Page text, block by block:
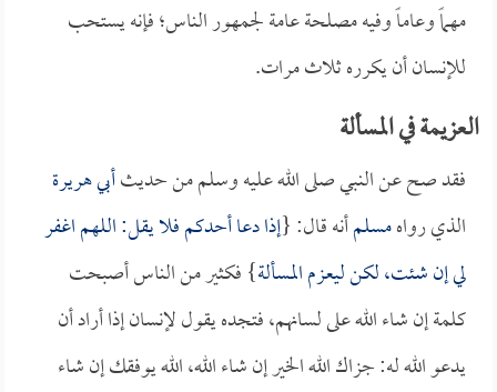
مهماً وعاماً وفيه مصلحة عامة لجمهور الناس؛ فإنه يستحب
للإنسان أن يكرره ثلاث مرات.
العزيمة في المسألة
فقد صح عن النبي صلى الله عليه وسلم من حديثأبي هريرة
الذي رواهمسلمأنه قال: {إذا دعا أحدكم فلا يقل: اللهم اغفر
لي إن شئت، لكن ليعزم المسألة} فكثير من الناس أصبحت
كلمة إن شاء الله على لسانهم، فتجده يقول لإنسان إذا أراد أن
يدعو الله له: جزاك الله الخير إن شاء الله، الله يوفقك إن شاء